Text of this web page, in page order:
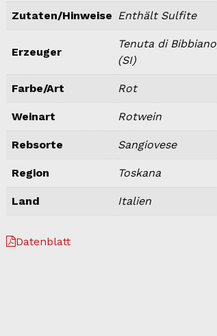
Zutaten/Hinweise Enthält Sulfite
Erzeuger
Tenuta di
(SI)
Farbe/Art Rot
Weinart Rotwein
Rebsorte Sangiovese
Region Toskana
Land Italien
Datenblatt